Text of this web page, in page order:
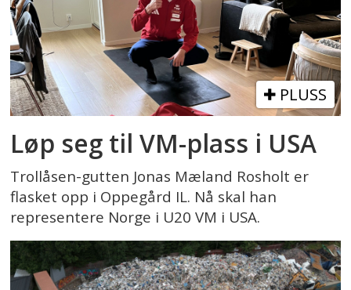
PLUSS
Løp seg til VM-plass i USA
Trollåsen-gutten Jonas Mæland Rosholt er
flasket opp i Oppegård IL. Nå skal han
representere Norge i U20 VM i USA.